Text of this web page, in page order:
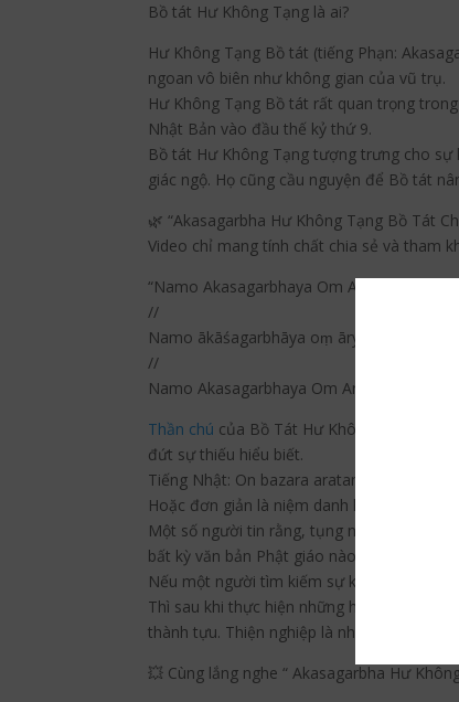
Bồ tát Hư Không Tạng là ai?
Hư Không Tạng Bồ tát (tiếng Phạn:
ngoan vô biên như không gian của vũ trụ.
Hư Không Tạng Bồ tát rất quan trọng
Nhật Bản vào đầu thế kỷ thứ 9.
Bồ tát Hư Không Tạng tượng trưng cho
giác ngộ. Họ cũng cầu nguyện để Bồ tát
🌿 “Akasagarbha Hư Không Tạng Bồ Tát
Video chỉ mang tính chất chia sẻ và tham
“Namo Akasagarbhaya Om Ali Kalmali Mauli
//
Namo ākāśagarbhāya oṃ ārya kamari
//
Namo Akasagarbhaya Om Arya Kalmali
Thần chú của Bồ Tát Hư Không Tạng
đứt sự thiếu hiểu biết.
Tiếng Nhật: On bazara aratano on taraku
Hoặc đơn giản là niệm danh hiệu của
Một số người tin rằng, tụng niệm thần
bất kỳ văn bản Phật giáo nào.
Nếu một người tìm kiếm sự khôn ngoan,
Thì sau khi thực hiện những hành động
thành tựu. Thiện nghiệp là những hạt
💥 Cùng lắng nghe “ Akasagarbha Hư